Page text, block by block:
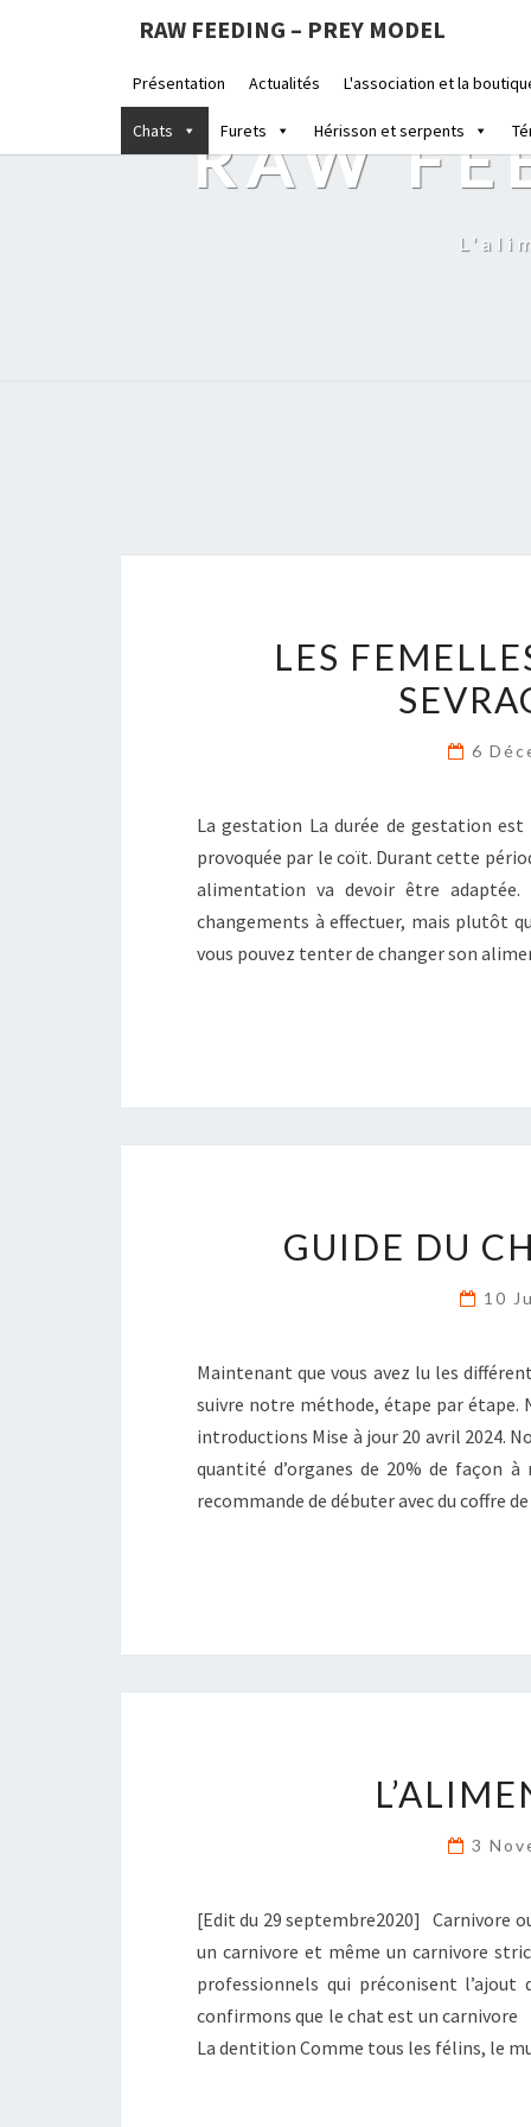
RAW FEEDING – PREY MODEL
Présentation Actualités L'association et la
Chats Furets Hérisson et serpents
RAW
LES
6
La gestation La durée de gestation
provoquée par le coït. Durant cette
alimentation va devoir être
changements à effectuer, mais plutôt
vous pouvez tenter de changer son
GUIDE DU
10
Maintenant que vous avez lu les
suivre notre méthode, étape par étape.
introductions Mise à jour 20 avril 2024.
quantité d’organes de 20% de façon
recommande de débuter avec du coffre
3
[Edit du 29 septembre2020] Carnivore
un carnivore et même un carnivore
professionnels qui préconisent
confirmons que le chat est un carnivore
La dentition Comme tous les félins, le